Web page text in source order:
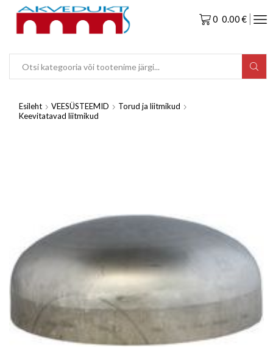
0 0.00€
Esileht VEESÜSTEEMID
Torud ja liitmikud
Keevitatavad liitmikud